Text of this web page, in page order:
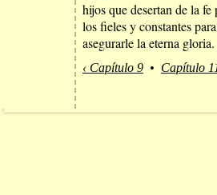
hijos que desertan de la fe
los fieles y constantes
asegurarle la eterna gloria.
‹ Capítulo 9 • Capítulo